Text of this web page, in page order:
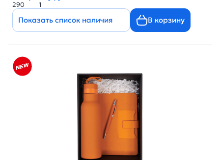
290
1
Показать список наличия В корзину